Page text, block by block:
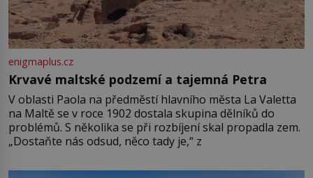
enigmaplus.cz
Krvavé maltské podzemí a tajemná Petra
V oblasti Paola na předměstí hlavního města La Valetta
na Maltě se v roce 1902 dostala skupina dělníků do
problémů. S několika se při rozbíjení skal propadla zem.
„Dostaňte nás odsud, něco tady je,“ z